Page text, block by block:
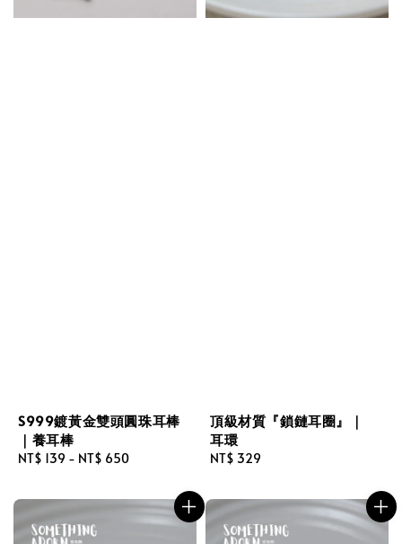
S999鍍黃金雙頭圓珠耳棒
｜養耳棒
Regular
NT$ 139 - NT$ 650
頂級材質『鎖鏈耳圈』｜
耳環
Regular
NT$ 329